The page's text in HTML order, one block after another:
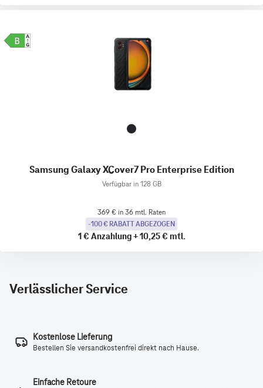
Samsung Galaxy XCover7 Pro Enterprise Edition
Verfügbar in 128 GB
369 € in 36 mtl. Raten
-100 € RABATT ABGEZOGEN
1 € Anzahlung+10,25 € mtl.
Verlässlicher Service
Kostenlose Lieferung
Bestellen Sie versandkostenfrei direkt nach Hause.
Einfache Retoure